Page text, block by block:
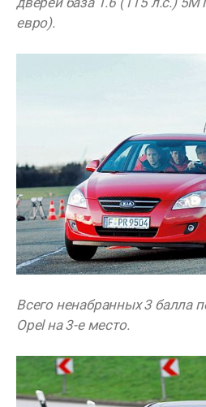
евро).
Всего ненабранных 3 балла
Opel на 3-е место.